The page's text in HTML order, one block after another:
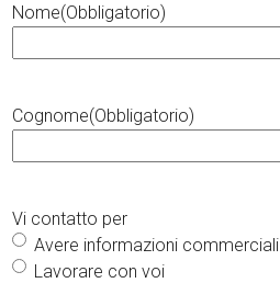
Nome(Obbligatorio)
Cognome(Obbligatorio)
Vi contatto per
Avere informazioni commerciali
Lavorare con voi